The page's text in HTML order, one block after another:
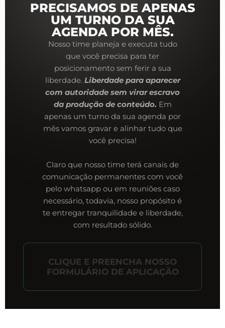
PRECISAMOS DE APENAS
UM TURNO DA SUA
AGENDA POR MÊS.
Nosso time planeja e executa tudo
que você precisa para ter
posicionamento sem ferir a sua
liberdade. Liberdade para aparecer
com autoridade sem virar escravo
da produção de conteúdo. Em
apenas um turno da sua agenda por
mês vamos gravar e alinhar tudo que
você precisa!
Claro que nosso time terá canais de
comunicação permanentes com você
pelo whatsapp ou em reuniões caso
necessário, todavia, nosso propósito é
te entregar tranquilidade e liberdade,
com resultado sólido.
CLIQUE E PREENCHA NOSSO
FORMULÁRIO DE APLICAÇÃO